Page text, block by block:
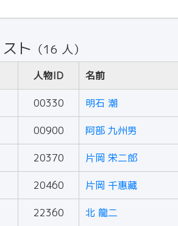
ト （16 人）
人物ID 名前
00330 明石 潮
00900 阿部 九州男
20370 片岡 栄二郎
20460 片岡 千惠藏
22360 北 龍二